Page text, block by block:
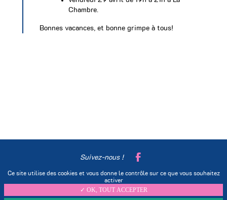
Chambre.
Bonnes vacances, et bonne grimpe à tous!
Suivez-nous !
Mentions légales Nous contacter
Se connecter
Ce site utilise des cookies et vous donne le contrôle sur ce que vous souhaitez
activer
✓ OK, TOUT ACCEPTER